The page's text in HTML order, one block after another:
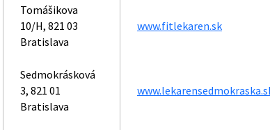
Tomášikova
10/H, 821 03
Bratislava
www.fitlekaren.sk
Sedmokrásková
3, 821 01
Bratislava